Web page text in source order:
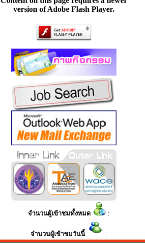
version of Adobe Flash Player.
จำนวนผู้เข้าชมทั้งหมด :
จำนวนผู้เข้าชมวันนี้ :